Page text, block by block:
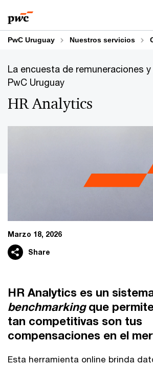
to
content
to
footer
PwC Uruguay Nuestros servicios
La encuesta de remuneraciones
PwC Uruguay
HR Analytics
Marzo 18, 2026
Share
HR Analytics es un
benchmarkingque
tan competitivas son tus
compensaciones en el
Esta herramienta online brinda